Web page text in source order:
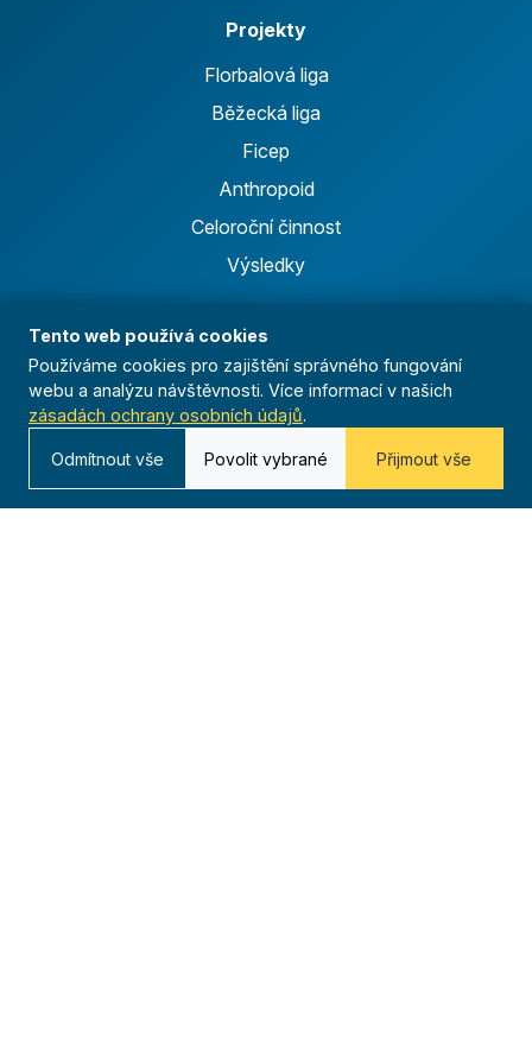
Projekty
Florbalová liga
Běžecká liga
Ficep
Anthropoid
Celoroční činnost
Výsledky
Časopis
Archiv
Redakce
Kontakt
Tento web používá cookies
Používáme cookies pro zajištění správného fungování
webu a analýzu návštěvnosti. Více informací v našich
zásadách ochrany osobních údajů.
Odmítnout vše Povolit vybrané Přijmout vše